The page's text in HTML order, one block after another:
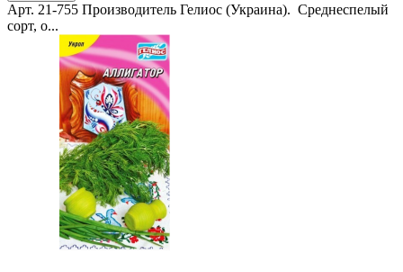
Арт. 21-755 Производитель Гелиос (Украина). Среднеспелый
сорт, о...